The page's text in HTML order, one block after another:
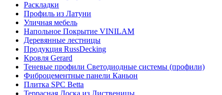
Раскладки
Профиль из Латуни
Уличная мебель
Напольное Покрытие VINILAM
Деревянные лестницы
Продукция RussDecking
Кровля Gerard
Теневые профили Светодиодные системы (профили)
Фиброцементные панели Каньон
Плитка SPC Betta
Террасная Доска из Лиственицы